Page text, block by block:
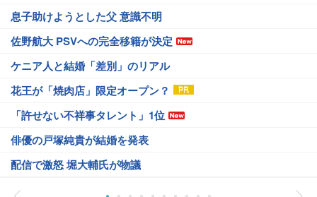
息子助けようとした父 意識不明
佐野航大 PSVへの完全移籍が決定
ケニア人と結婚「差別」のリアル
花王が「焼肉店」限定オープン？
「許せない不祥事タレント」1位
俳優の戸塚純貴が結婚を発表
配信で激怒 堀大輔氏が物議